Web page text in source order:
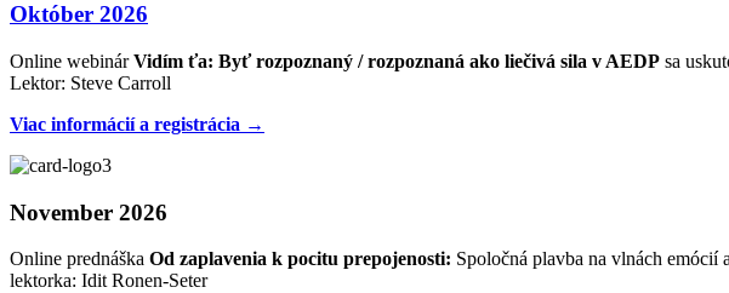
Október 2026
Online webinárVidím ťa: Byť rozpoznaný / rozpoznaná ako liečivá sila v AEDP sa
Lektor: Steve Carroll
Viac informácií a registrácia →
November 2026
Online prednáška Od zaplavenia k pocitu prepojenosti: Spoločná plavba na vlnách emócií
lektorka: Idit Ronen-Seter